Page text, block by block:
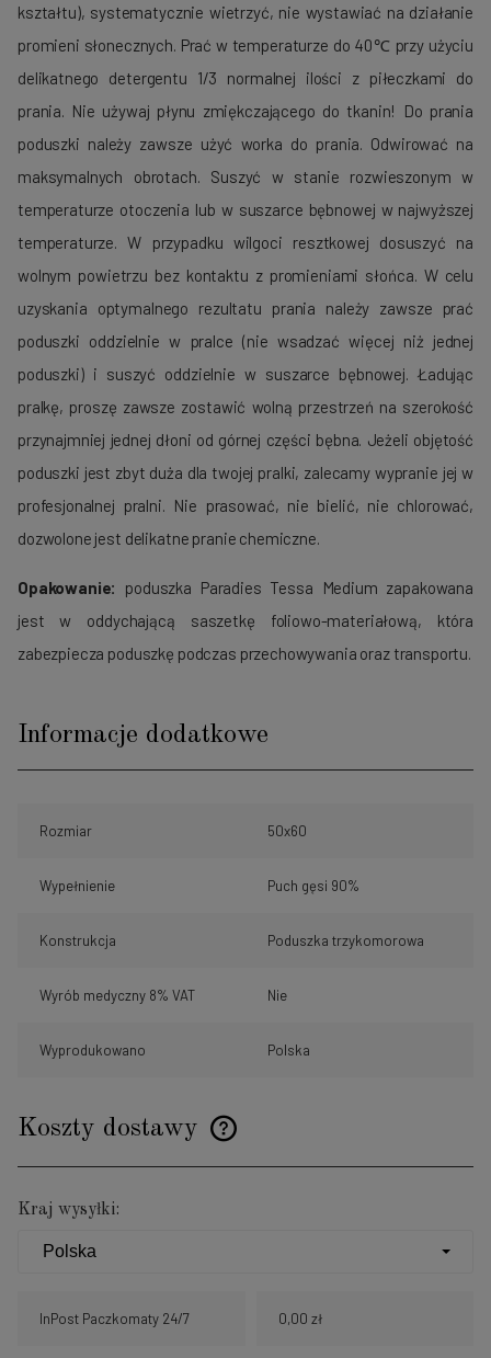
kształtu), systematycznie wietrzyć, nie wystawiać na działanie
promieni słonecznych. Prać w temperaturze do 40℃ przy użyciu
delikatnego detergentu 1/3 normalnej ilości z piłeczkami do
prania. Nie używaj płynu zmiękczającego do tkanin! Do prania
poduszki należy zawsze użyć worka do prania. Odwirować na
maksymalnych obrotach. Suszyć w stanie rozwieszonym w
temperaturze otoczenia lub w suszarce bębnowej w najwyższej
temperaturze. W przypadku wilgoci resztkowej dosuszyć na
wolnym powietrzu bez kontaktu z promieniami słońca. W celu
uzyskania optymalnego rezultatu prania należy zawsze prać
poduszki oddzielnie w pralce (nie wsadzać więcej niż jednej
poduszki) i suszyć oddzielnie w suszarce bębnowej. Ładując
pralkę, proszę zawsze zostawić wolną przestrzeń na szerokość
przynajmniej jednej dłoni od górnej części bębna. Jeżeli objętość
poduszki jest zbyt duża dla twojej pralki, zalecamy wypranie jej w
profesjonalnej pralni. Nie prasować, nie bielić, nie chlorować,
dozwolone jest delikatne pranie chemiczne.
Opakowanie:
poduszka Paradies Tessa Medium zapakowana
jest w oddychającą saszetkę foliowo-materiałową, która
zabezpiecza poduszkę podczas przechowywania oraz transportu.
Informacje dodatkowe
Rozmiar 50x60
Wypełnienie Puch gęsi 90%
Konstrukcja Poduszka trzykomorowa
Wyrób medyczny 8% VAT Nie
Wyprodukowano Polska
Koszty dostawy
Cena nie zawiera ewentualnych kosztów płatności
Kraj wysyłki:
InPost Paczkomaty 24/7 0,00 zł